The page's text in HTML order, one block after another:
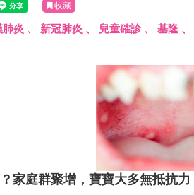
收藏
肺炎 、 新冠肺炎 、 兒童確診 、 基隆 、
家庭群聚增，寶寶大多無抵抗力